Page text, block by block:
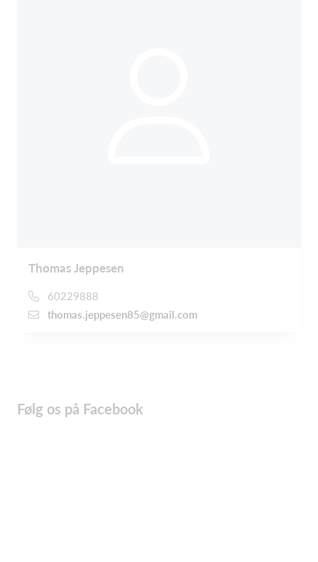
Thomas Jeppesen
60229888
thomas.jeppesen85@gmail.com
Følg os på Facebook